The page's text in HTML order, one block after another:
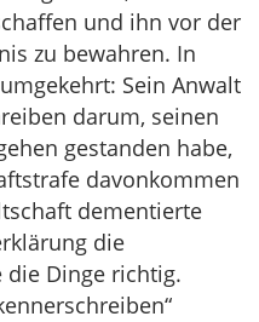
und ihn vor der
zu bewahren. In
Sein Anwalt
darum, seinen
gestanden habe,
davonkommen
dementierte
die
Dinge richtig.